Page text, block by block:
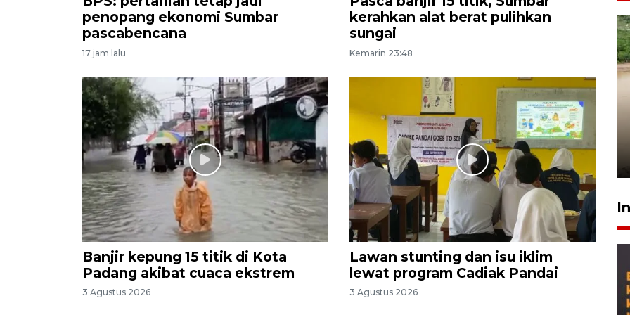
penopang ekonomi Sumbar
pascabencana
17 jam lalu
kerahkan alat berat pulihkan
sungai
Kemarin 23:48
Banjir kepung 15 titik di Kota
Padang akibat cuaca ekstrem
3 Agustus 2026
Lawan stunting dan isu iklim
lewat program Cadiak Pandai
3 Agustus 2026
Gabung Persebaya, striker
timnas Ramadhan Sananta
kembali asah naluri
9 Juli 2026